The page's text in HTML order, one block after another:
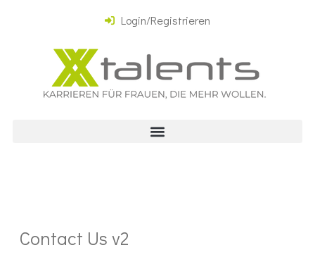
Login/Registrieren
Contact Us v2